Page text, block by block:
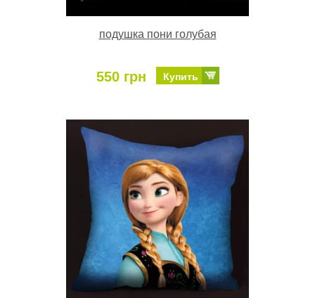
подушка пони голубая
550 грн Купить